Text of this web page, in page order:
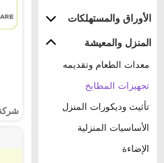
الأوراق والمستهلكات
المنزل والمعيشة
معدات الطعام وتقديمه
تجهيزات المطابخ
تأثيث وديكورات المنزل
الأساسيات المنزلية
الإضاءة
شركة